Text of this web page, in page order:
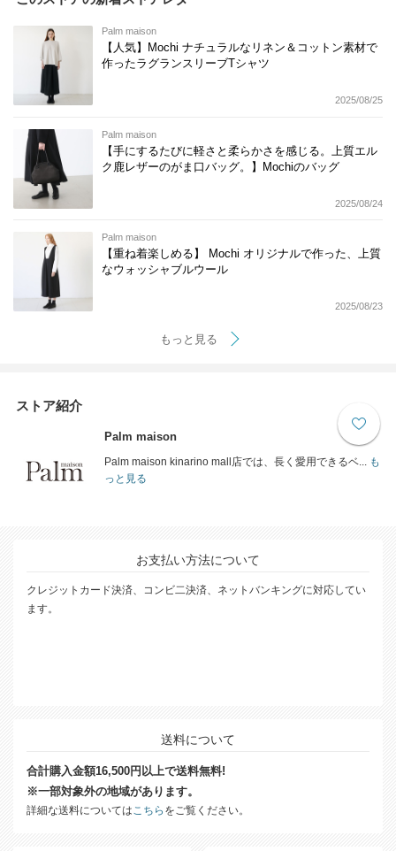
Palm maison
【人気】Mochi ナチュラルなリネン＆コットン素材で
作ったラグランスリーブTシャツ
2025/08/25
Palm maison
【手にするたびに軽さと柔らかさを感じる。上質エル
ク鹿レザーのがま口バッグ。】Mochiのバッグ
2025/08/24
Palm maison
【重ね着楽しめる】 Mochi オリジナルで作った、上質
なウォッシャブルウール
2025/08/23
もっと見る
ストア紹介
Palm maison
Palm maison kinarino mall店では、長く愛用できるベ...も
っと見る
お支払い方法について
クレジットカード決済、コンビ二決済、ネットバンキングに対応してい
ます。
送料について
合計購入金額16,500円以上で送料無料!
※一部対象外の地域があります。
詳細な送料については こちら をご覧ください。